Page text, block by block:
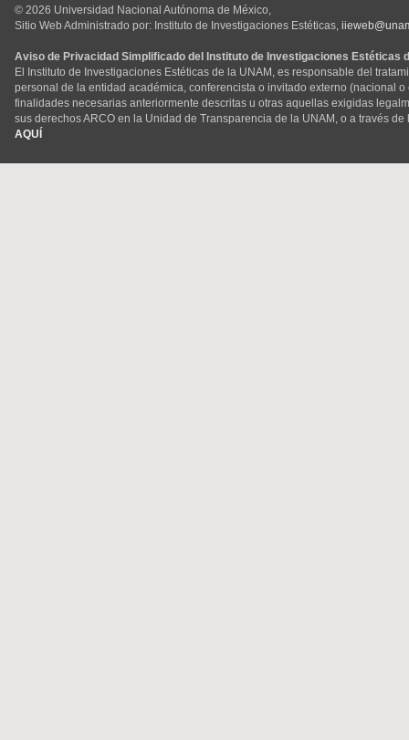
© 2026 Universidad Nacional Autónoma de México,
Sitio Web Administrado por: Instituto de Investigaciones Estéticas,
Aviso de Privacidad Simplificado del Instituto de Investigaciones Estéticas
El Instituto de Investigaciones Estéticas de la UNAM, es responsable del
personal de la entidad académica, conferencista o invitado externo (nacional
finalidades necesarias anteriormente descritas u otras aquellas exigidas
sus derechos ARCO en la Unidad de Transparencia de la UNAM, o a través
AQUÍ